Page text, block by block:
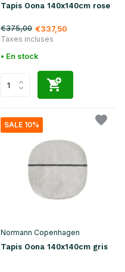
Tapis Oona 140x140cm rose
€375,00 €337,50
Taxes incluses
• En stock
SALE 10%
Normann Copenhagen
Tapis Oona 140x140cm gris